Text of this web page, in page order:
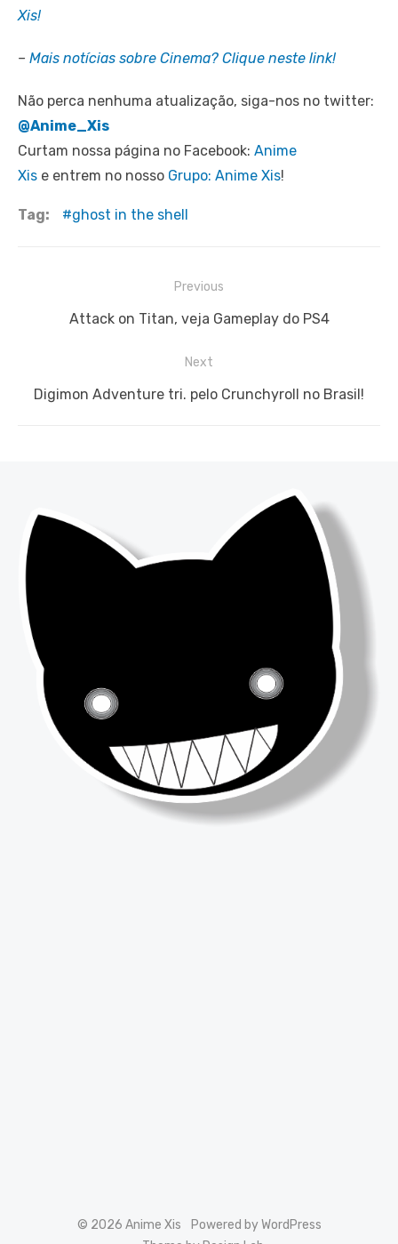
Xis!
– Mais notícias sobre Cinema? Clique neste link!
Não perca nenhuma atualização, siga-nos no twitter:
@Anime_Xis
Curtam nossa página no Facebook: Anime
Xis e entrem no nosso Grupo: Anime Xis!
Tag: ghost in the shell
Previous
Previous
Attack on Titan, veja Gameplay do PS4
Next
Next
Digimon Adventure tri. pelo Crunchyroll no Brasil!
© 2026 Anime Xis
Powered by WordPress